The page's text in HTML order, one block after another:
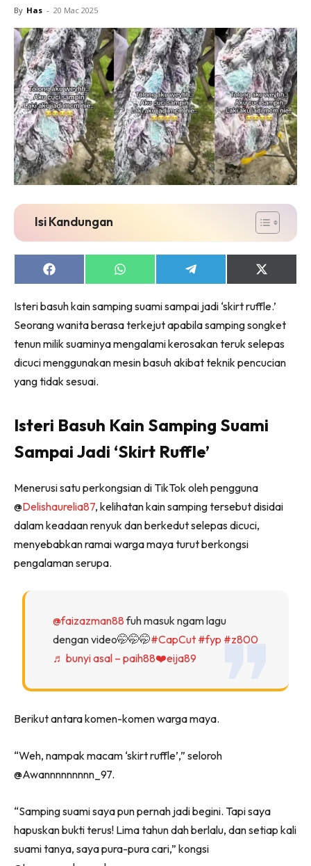
By Has - 20 Mac 2025
Isi Kandungan
Share
on
Share
on
Share
on
Share
on
(Twitter)
Isteri basuh kain samping suami sampai jadi ‘skirt ruffle.’
Seorang wanita berasa terkejut apabila samping songket
tenun milik suaminya mengalami kerosakan teruk selepas
dicuci menggunakan mesin basuh akibat teknik pencucian
yang tidak sesuai.
Isteri Basuh Kain Samping Suami
Sampai Jadi ‘Skirt Ruffle’
Menerusi satu perkongsian di TikTok oleh pengguna
@Delishaurelia87, kelihatan kain samping tersebut disidai
dalam keadaan renyuk dan berkedut selepas dicuci,
menyebabkan ramai warga maya turut berkongsi
pengalaman serupa.
@faizazman88fuh masuk ngam lagu
dengan video🤭🤭🤭#CapCut #fyp #z800
♬ bunyi asal – paih88❤️eija89
Berikut antara komen-komen warga maya.
“Weh, nampak macam ‘skirt ruffle’,” seloroh
@Awannnnnnnnn_97.
“Samping suami saya pun pernah jadi begini. Tapi saya
hapuskan bukti terus! Lima tahun dah berlalu, dan setiap kali
suami tanya, saya pura-pura cari,” kongsi